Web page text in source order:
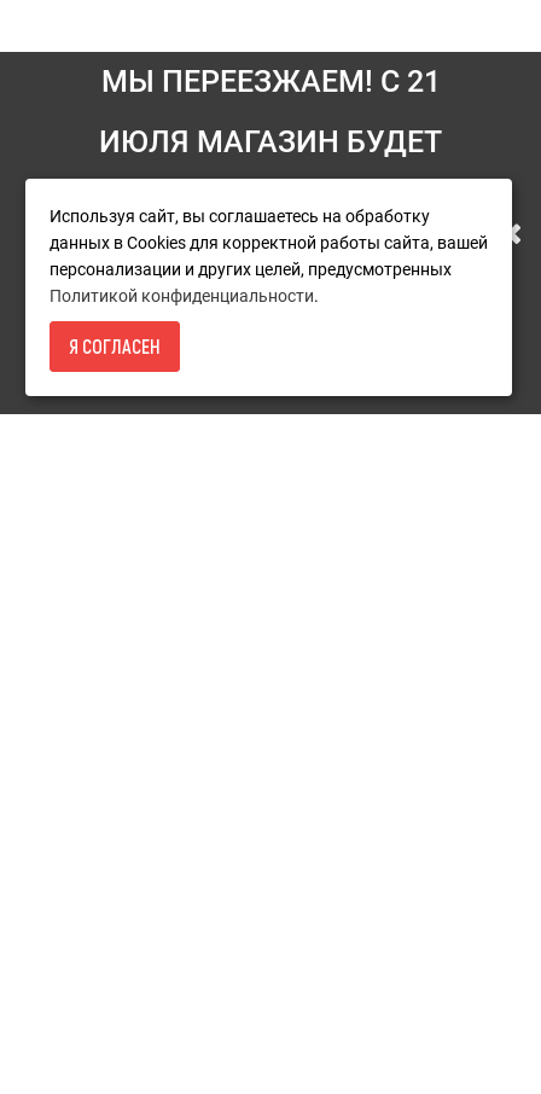
МЫ ПЕРЕЕЗЖАЕМ! С 21
ИЮЛЯ МАГАЗИН БУДЕТ
РАБОТАТЬ ПО НОВОМУ
АДРЕСУ. ПОДРОБНАЯ
ИНФОРМАЦИЯ О ПЕРЕЕЗДЕ
Информация
Условия возврата
О компании
Доставка
Гарантия и сервис
Политика конфиденциальности
Используя сайт, вы соглашаетесь на обработку
данных в Cookies для корректной работы сайта, вашей
персонализации и других целей, предусмотренных
Политикой конфиденциальности.
Я СОГЛАСЕН